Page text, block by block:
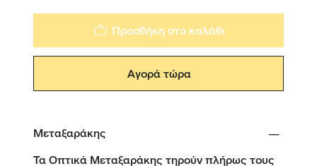
Προσθήκη στο καλάθι
Αγορά τώρα
Μεταξαράκης
Τα Οπτικά Μεταξαράκης τηρούν πλήρως τους